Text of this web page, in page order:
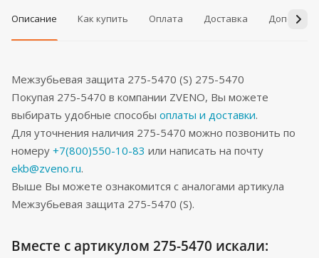
Описание Как купить Оплата Доставка
Межзубьевая защита 275-5470 (S) 275-5470
Покупая 275-5470 в компании ZVENO, Вы можете
выбирать удобные способы оплаты и доставки.
Для уточнения наличия 275-5470 можно позвонить по
номеру +7(800)550-10-83 или написать на почту
ekb@zveno.ru.
Выше Вы можете ознакомится с аналогами артикула
Межзубьевая защита 275-5470 (S).
Вместе с артикулом 275-5470 искали: